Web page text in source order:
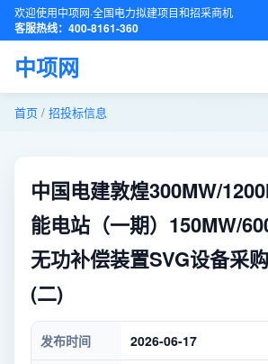
欢迎使用中项网·全国电力拟建项目和招采商机
客服热线：400-8161-360
中项网
首页 / 招投标信息
中国电建敦煌300MW/
能电站（一期）150MW/
无功补偿装置SVG设备采
(二)
发布时间 2026-06-17